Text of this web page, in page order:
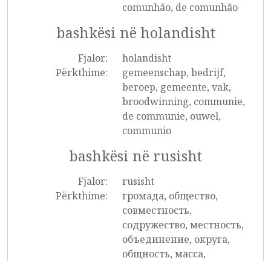
comunhão, de comunhão
bashkësi në holandisht
Fjalor:
holandisht
Përkthime:
gemeenschap, bedrijf,
beroep, gemeente, vak,
broodwinning, communie,
de communie, ouwel,
communio
bashkësi në rusisht
Fjalor:
rusisht
Përkthime:
громада, общество,
совместность,
содружество, местность,
объединение, округа,
общность, масса,